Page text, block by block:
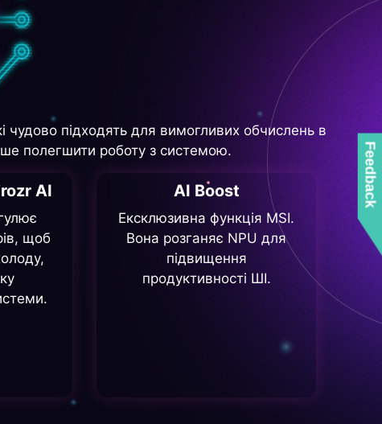
чудово підходять для вимогливих обчислень в
полегшити роботу з системою.
AI
щоб
AI Boost
Ексклюзивна функція MSI.
Вона розганяє NPU для
підвищення
продуктивності ШІ.
Feedback